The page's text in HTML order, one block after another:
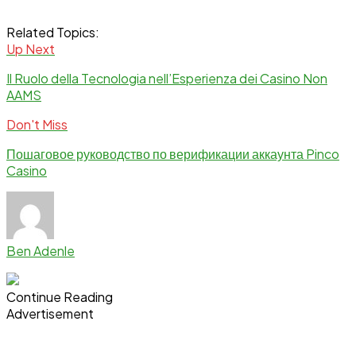
Related Topics:
Up Next
Il Ruolo della Tecnologia nell’Esperienza dei Casino Non
AAMS
Don't Miss
Пошаговое руководство по верификации аккаунта Pinco
Casino
Ben Adenle
Continue Reading
Advertisement